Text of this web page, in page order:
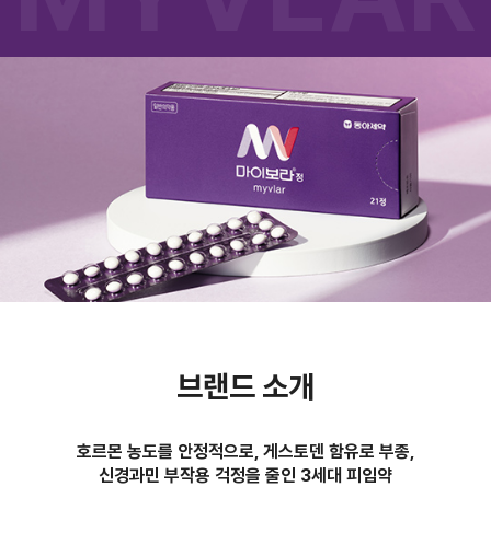
브랜드 소개
호르몬 농도를 안정적으로, 게스토덴 함유로 부종,
신경과민 부작용 걱정을 줄인 3세대 피임약